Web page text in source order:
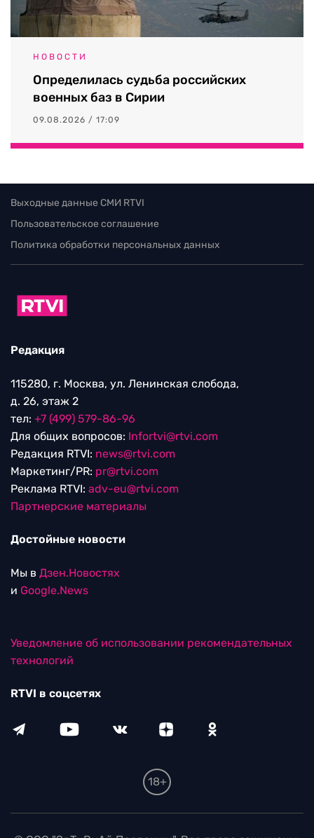
НОВОСТИ
Определилась судьба российских
военных баз в Сирии
09.08.2026 / 17:09
Выходные данные СМИ RTVI
Пользовательское соглашение
Политика обработки персональных данных
Редакция
115280, г. Москва, ул. Ленинская слобода,
д. 26, этаж 2
тел: +7 (499) 579-86-96
Для общих вопросов: Infortvi@rtvi.com
Редакция RTVI: news@rtvi.com
Маркетинг/PR: pr@rtvi.com
Реклама RTVI: adv-eu@rtvi.com
Партнерские материалы
Достойные новости
Мы в Дзен.Новостях
и Google.News
Уведомление об использовании рекомендательных
технологий
RTVI в соцсетях
18+